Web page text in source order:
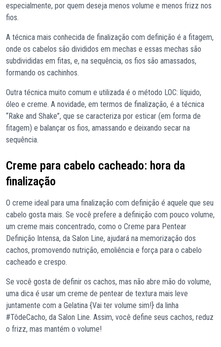
especialmente, por quem deseja menos volume e menos frizz nos
fios.
A técnica mais conhecida de finalização com definição é a fitagem,
onde os cabelos são divididos em mechas e essas mechas são
subdivididas em fitas, e, na sequência, os fios são amassados,
formando os cachinhos.
Outra técnica muito comum e utilizada é o método LOC: líquido,
óleo e creme. A novidade, em termos de finalização, é a técnica
“Rake and Shake”, que se caracteriza por esticar (em forma de
fitagem) e balançar os fios, amassando e deixando secar na
sequência.
Creme para cabelo cacheado: hora da
finalização
O creme ideal para uma finalização com definição é aquele que seu
cabelo gosta mais. Se você prefere a definição com pouco volume,
um creme mais concentrado, como o Creme para Pentear
Definição Intensa, da Salon Line, ajudará na memorização dos
cachos, promovendo nutrição, emoliência e força para o cabelo
cacheado e crespo.
Se você gosta de definir os cachos, mas não abre mão do volume,
uma dica é usar um creme de pentear de textura mais leve
juntamente com a Gelatina {Vai ter volume sim!} da linha
#TôdeCacho, da Salon Line. Assim, você define seus cachos, reduz
o frizz, mas mantém o volume!